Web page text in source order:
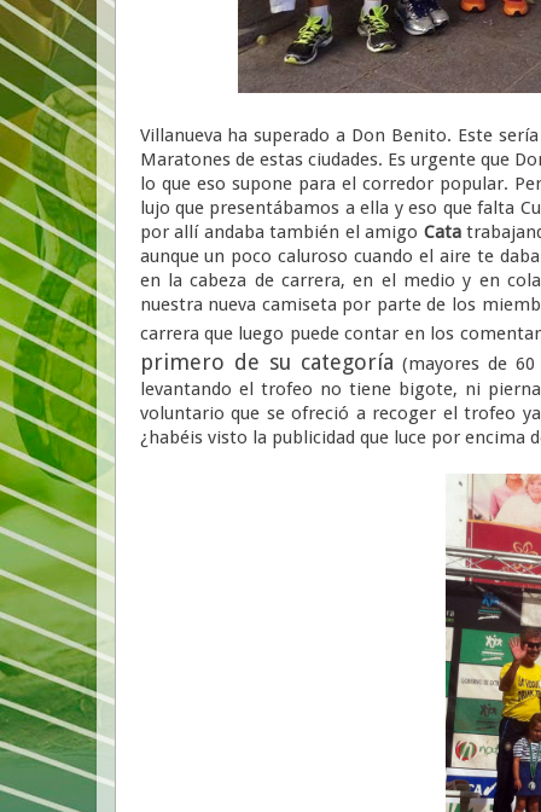
Villanueva ha superado a Don Benito. Este
Maratones de estas ciudades. Es urgente que
lo que eso supone para el corredor popular.
lujo que presentábamos a ella y eso que falta
por allí andaba también el amigo Cata
aunque un poco caluroso cuando el aire te
en la cabeza de carrera, en el medio y en
nuestra nueva camiseta por parte de los
carrera que luego puede contar en los
primero de su categoría (mayores de
levantando el trofeo no tiene bigote, ni
voluntario que se ofreció a recoger el trofeo
¿habéis visto la publicidad que luce por encima